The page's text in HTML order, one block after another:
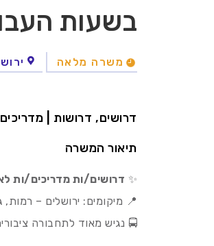
בשעות
משרה מלאה
דרושים, דרושות |
תיאור המשרה
✨ דרושים/ות מדריכים/ות
📍 מיקומים: ירושלים –
🚍 נגיש מאוד לתחבורה